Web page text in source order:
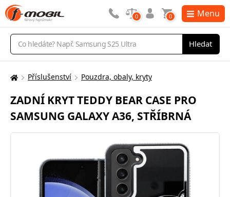
Vyhledávání
Hledat
0 0 Menu
Zde
nacházíte:
Příslušenství Pouzdra, obaly, kryty
ZADNÍ KRYT TEDDY BEAR CASE PRO
SAMSUNG GALAXY A36, STŘÍBRNÁ